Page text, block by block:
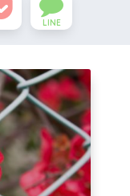
LINE